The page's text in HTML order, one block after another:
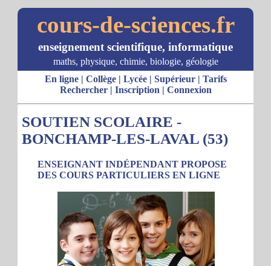
cours-de-sciences.fr
enseignement scientifique, informatique
maths, physique, chimie, biologie, géologie
En ligne| Collège| Lycée| Supérieur| Tarifs
Rechercher| Inscription | Connexion
SOUTIEN SCOLAIRE -
BONCHAMP-LES-LAVAL (53)
ENSEIGNANT INDÉPENDANT PROPOSE
DES COURS PARTICULIERS EN LIGNE